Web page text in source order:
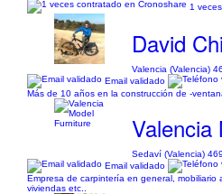
1
David
Valencia (Valencia)
Email validado
Más de 10 años en la construcción de -
Valencia
Sedaví (Valencia)
Email validado
Empresa de carpintería en general, mobiliario
viviendas etc..